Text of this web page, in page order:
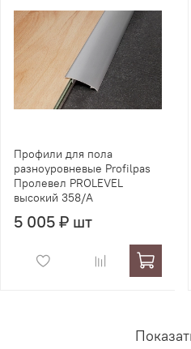
Профили для пола
разноуровневые Profilpas
Пролевел PROLEVEL
высокий 358/A
5 005 ₽ шт